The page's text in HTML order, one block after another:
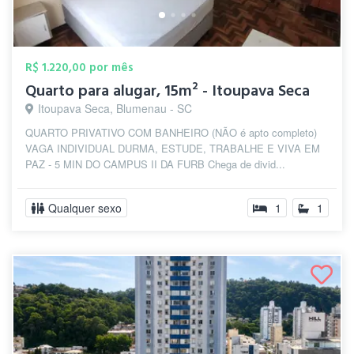
R$ 1.220,00 por mês
Quarto para alugar, 15m² - Itoupava Seca
Itoupava Seca, Blumenau - SC
QUARTO PRIVATIVO COM BANHEIRO (NÃO é apto completo)
VAGA INDIVIDUAL DURMA, ESTUDE, TRABALHE E VIVA EM
PAZ - 5 MIN DO CAMPUS II DA FURB Chega de divid...
Qualquer sexo 1 1